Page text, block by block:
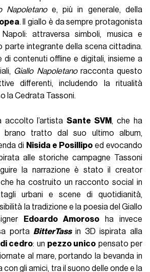
Napoletanoe, più in generale, della
. Il giallo è da sempre protagonista
Napoli: attraversa simboli, musica e
parte integrante della scena cittadina.
di contenuti offline e digitali, insieme a
Giallo Napoletanoracconta questo
differenti, includendo la ritualità
la Cedrata Tassoni.
accolto l’artistaSante SVM , che ha
brano tratto dal suo ultimo album,
di Nisida e Posillipoed evocando
alle storiche campagne Tassoni
la narrazione è stato il creator
ha costruito un racconto social in
urbani e scene di quotidianità,
la tradizione e la poesia del Giallo
Edoardo Amoroso ha invece
porta BitterTassin 3D ispirata alla
cedro: un pezzo unico pensato per
al mare, portando la bevanda in
con gli amici, tra il suono delle onde e la